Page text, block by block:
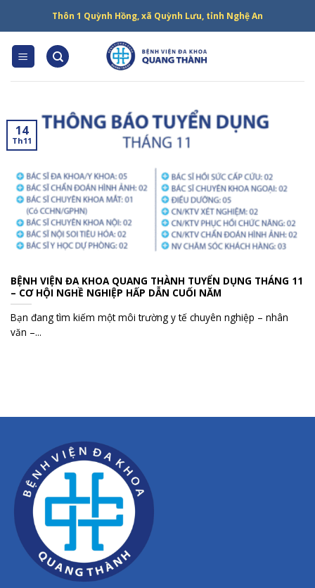
content
Thôn 1 Quỳnh Hồng, xã Quỳnh Lưu, tỉnh Nghệ An
BỆNH VIỆN ĐA KHOA QUANG THÀNH TUYỂN DỤNG THÁNG 11
– CƠ HỘI NGHỀ NGHIỆP HẤP DẪN CUỐI NĂM
Bạn đang tìm kiếm một môi trường y tế chuyên nghiệp – nhân
văn –...
14
Th11